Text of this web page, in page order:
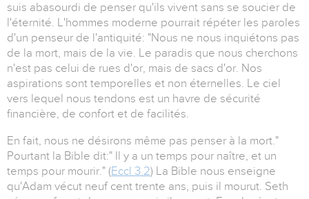
suis abasourdi de penser qu'ils vivent sans se soucier de
l'éternité. L'hommes moderne pourrait répéter les paroles
d'un penseur de l'antiquité: "Nous ne nous inquiétons pas
de la mort, mais de la vie. Le paradis que nous cherchons
n'est pas celui de rues d'or, mais de sacs d'or. Nos
aspirations sont temporelles et non éternelles. Le ciel
vers lequel nous tendons est un havre de sécurité
financière, de confort et de facilités.
En fait, nous ne désirons même pas penser à la mort."
Pourtant la Bible dit:" Il y a un temps pour naître, et un
temps pour mourir." (Eccl 3.2) La Bible nous enseigne
qu'Adam vécut neuf cent trente ans, puis il mourut. Seth